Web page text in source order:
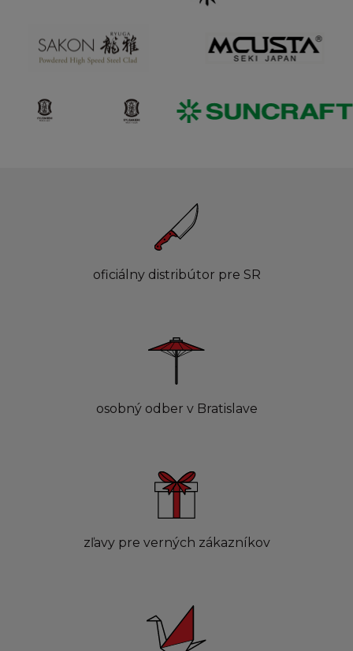
oficiálny distribútor pre SR
osobný odber v Bratislave
zľavy pre verných zákazníkov